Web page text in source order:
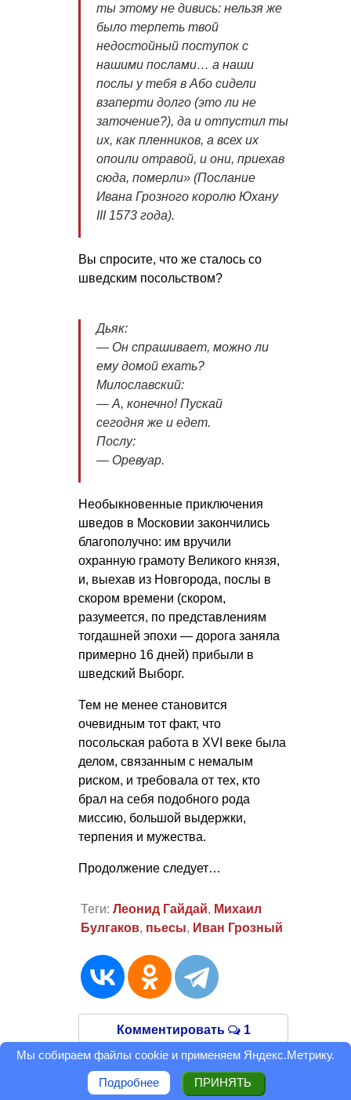
ты этому не дивись: нельзя же
было терпеть твой
недостойный поступок с
нашими послами… а наши
послы у тебя в Або сидели
взаперти долго (это ли не
заточение?), да и отпустил ты
их, как пленников, а всех их
опоили отравой, и они, приехав
сюда, померли» (Послание
Ивана Грозного королю Юхану
III 1573 года).
Вы спросите, что же сталось со
шведским посольством?
Дьяк:
— Он спрашивает, можно ли
ему домой ехать?
Милославский:
— А, конечно! Пускай
сегодня же и едет.
Послу:
— Оревуар.
Необыкновенные приключения
шведов в Московии закончились
благополучно: им вручили
охранную грамоту Великого князя,
и, выехав из Новгорода, послы в
скором времени (скором,
разумеется, по представлениям
тогдашней эпохи — дорога заняла
примерно 16 дней) прибыли в
шведский Выборг.
Тем не менее становится
очевидным тот факт, что
посольская работа в XVI веке была
делом, связанным с немалым
риском, и требовала от тех, кто
брал на себя подобного рода
миссию, большой выдержки,
терпения и мужества.
Продолжение следует…
Теги: Леонид Гайдай, Михаил
Булгаков, пьесы, Иван Грозный
Комментировать 1
Оценить
Мы собираем файлы cookie и применяем Яндекс.Метрику.
Подробнее ПРИНЯТЬ